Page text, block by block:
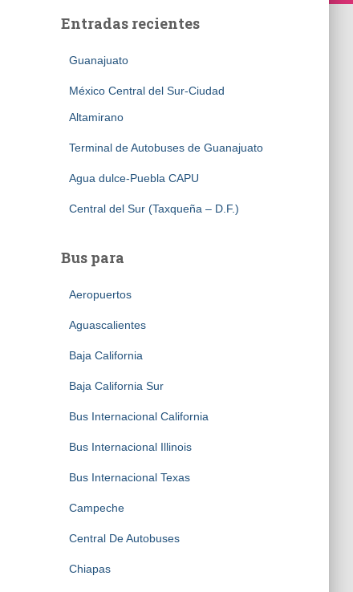
Entradas recientes
Guanajuato
México Central del Sur-Ciudad
Altamirano
Terminal de Autobuses de Guanajuato
Agua dulce-Puebla CAPU
Central del Sur (Taxqueña – D.F.)
Bus para
Aeropuertos
Aguascalientes
Baja California
Baja California Sur
Bus Internacional California
Bus Internacional Illinois
Bus Internacional Texas
Campeche
Central De Autobuses
Chiapas